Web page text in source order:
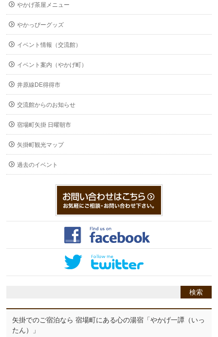
やかげ茶屋メニュー
やかっぴーグッズ
イベント情報（交流館）
イベント案内（やかげ町）
井原線DE得得市
交流館からのお知らせ
宿場町矢掛 日曜朝市
矢掛町観光マップ
過去のイベント
矢掛でのご宿泊なら 宿場町にある心の湯宿「やかげ一譚（いっ
たん）」